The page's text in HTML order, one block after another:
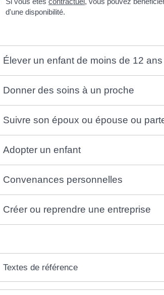
d'une disponibilité.
Élever un enfant de moins de 12 ans
Donner des soins à un proche
Suivre son époux ou épouse ou
Adopter un enfant
Convenances personnelles
Créer ou reprendre une entreprise
Textes de référence